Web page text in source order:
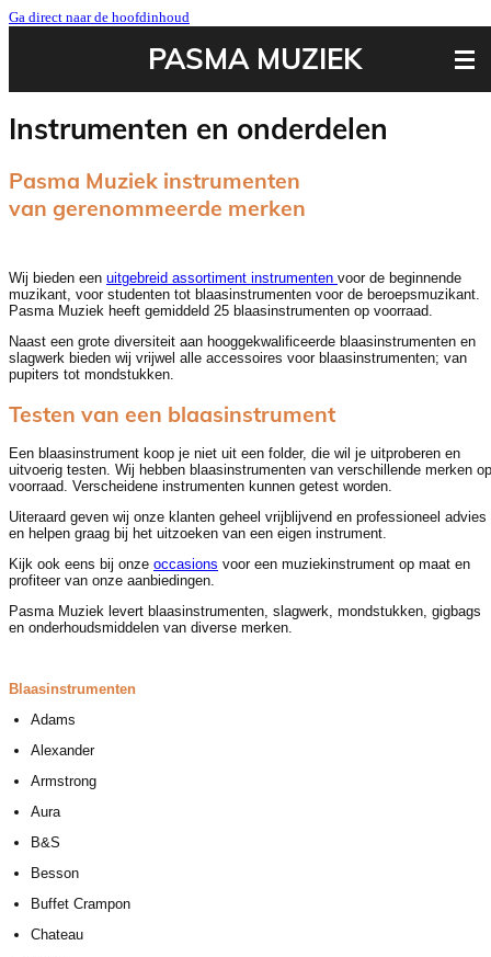
Ga direct naar de hoofdinhoud
PASMA MUZIEK
Instrumenten en onderdelen
Pasma Muziek instrumenten
van gerenommeerde merken
Wij bieden een uitgebreid assortiment instrumenten voor de beginnende
muzikant, voor studenten tot blaasinstrumenten voor de beroepsmuzikant.
Pasma Muziek heeft gemiddeld 25 blaasinstrumenten op voorraad
Naast een grote diversiteit aan hooggekwalificeerde blaasinstrumenten en
slagwerk bieden wij vrijwel alle accessoires voor blaasinstrumenten; van
pupiters tot mondstukken.
Testen van een blaasinstrument
Een blaasinstrument koop je niet uit een folder, die wil je uitproberen en
uitvoerig testen. Wij hebben blaasinstrumenten van verschillende merken op
voorraad. Verscheidene instrumenten kunnen getest worden.
Uiteraard geven wij onze klanten geheel vrijblijvend en professioneel advies
en helpen graag bij het uitzoeken van een eigen instrument.
Kijk ook eens bij onze occasions voor een muziekinstrument op maat en
profiteer van onze aanbiedingen.
Pasma Muziek levert blaasinstrumenten, slagwerk, mondstukken, gigbags
en onderhoudsmiddelen van diverse merken.
Blaasinstrumenten
Adams
Alexander
Armstrong
Aura
B&S
Besson
Buffet Crampon
Chateau